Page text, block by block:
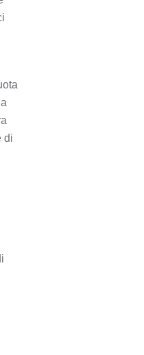
di